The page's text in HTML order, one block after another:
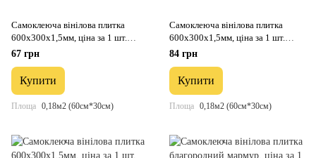
Самоклеюча вінілова плитка
600х300х1,5мм, ціна за 1 шт.
(СВП-115) Глянець SW-00000504
67 грн
Купити
Площа 0,18м2 (60см*30см)
Самоклеюча вінілова плитка
600х300х1,5мм, ціна за 1 шт.
(СВП-116) Матова SW-00000505
84 грн
Купити
Площа 0,18м2 (60см*30см)